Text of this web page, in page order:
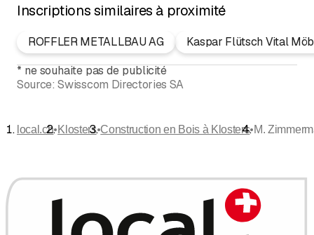
Inscriptions similaires à proximité
ROFFLER METALLBAU AG
Kaspar Flütsch Vital
* ne souhaite pas de publicité
Source: Swisscom Directories SA
local.ch•Klosters•Construction en Bois à Klosters•M.